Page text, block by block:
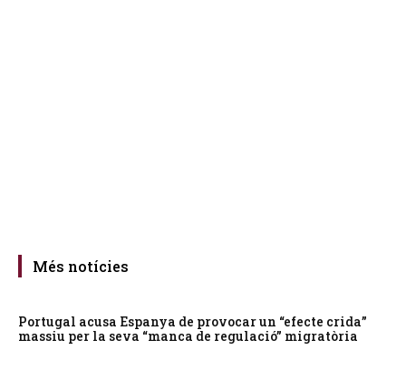
Més notícies
Portugal acusa Espanya de provocar un “efecte crida”
massiu per la seva “manca de regulació” migratòria